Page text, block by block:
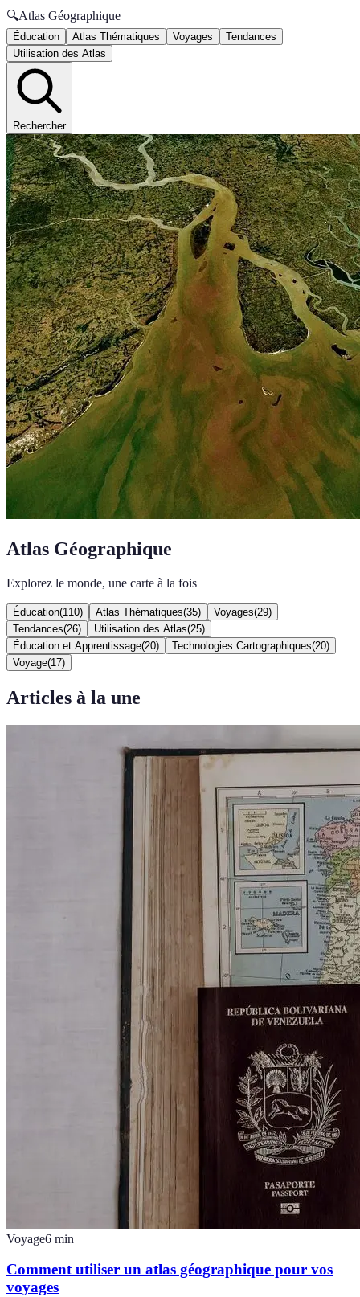
🔍Atlas Géographique
Éducation Atlas Thématiques Voyages
Tendances
Utilisation des Atlas
Rechercher
Atlas Géographique
Explorez le monde, une carte à la fois
Éducation(110) Atlas Thématiques(35) Voyages(29)
Tendances(26) Utilisation des Atlas(25)
Éducation et Apprentissage(20) Technologies Cartographiques(20)
Voyage(17)
Articles à la une
Voyage6 min
Comment utiliser un atlas géographique pour vos
voyages